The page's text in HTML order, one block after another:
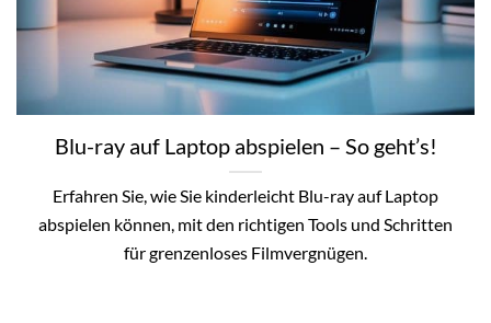
Blu-ray auf Laptop abspielen – So geht’s!
Erfahren Sie, wie Sie kinderleicht Blu-ray auf Laptop
abspielen können, mit den richtigen Tools und Schritten
für grenzenloses Filmvergnügen.